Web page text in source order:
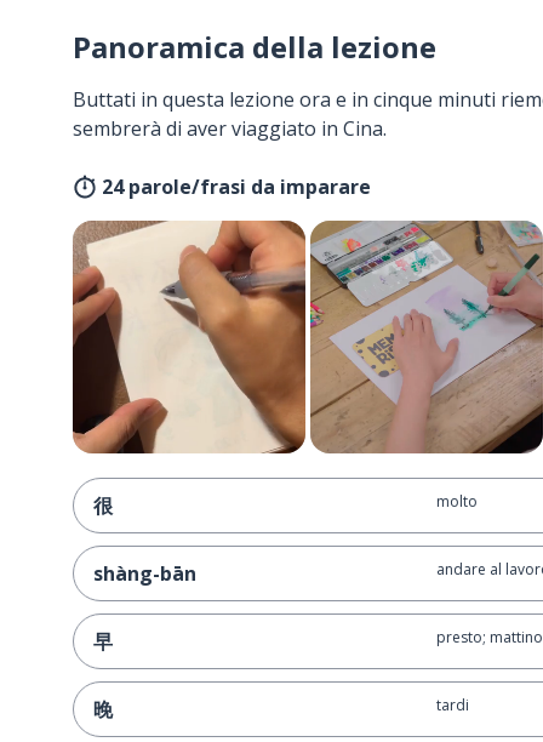
Panoramica della lezione
Buttati in questa lezione ora e in cinque minuti
sembrerà di aver viaggiato in Cina.
24 parole/frasi da imparare
很 molto
shàng-bān andare al
早 presto; mattino
晚 tardi